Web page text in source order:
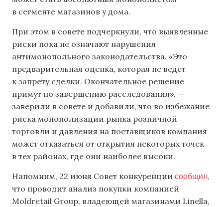
в сегменте магазинов у дома.
При этом в совете подчеркнули, что выявленные
риски пока не означают нарушения
антимонопольного законодательства. «Это
предварительная оценка, которая не ведет
к запрету сделки. Окончательное решение
примут по завершению расследования», —
заверили в совете и добавили, что во избежание
риска монополизации рынка розничной
торговли и давления на поставщиков компания
может отказаться от открытия некоторых точек
в тех районах, где они наиболее высоки.
Напомним, 22 июня Совет конкуренции сообщил,
что проводит анализ покупки компанией
Moldretail Group, владеющей магазинами Linella,